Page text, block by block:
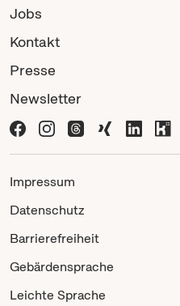
Jobs
Kontakt
Presse
Newsletter
Impressum
Datenschutz
Barrierefreiheit
Gebärdensprache
Leichte Sprache